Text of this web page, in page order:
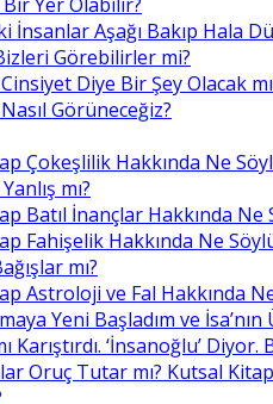
İnsanlar Aşağı Bakıp Hala
Görebilirler mi?
Diye Bir Şey Olacak
Görüneceğiz?
Çokeşlilik Hakkında Ne
mı?
Batıl İnançlar Hakkında Ne
Fahişelik Hakkında Ne
mı?
Astroloji ve Fal Hakkında
Yeni Başladım ve
Karıştırdı. ‘İnsanoğlu’
Oruç Tutar mı? Kutsal